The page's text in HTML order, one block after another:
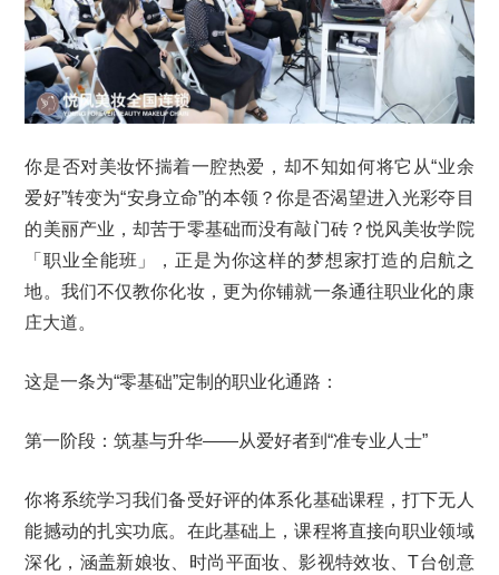
你是否对美妆怀揣着一腔热爱，却不知如何将它从“业余
爱好”转变为“安身立命”的本领？你是否渴望进入光彩夺目
的美丽产业，却苦于零基础而没有敲门砖？悦风美妆学院
「职业全能班」，正是为你这样的梦想家打造的启航之
地。我们不仅教你化妆，更为你铺就一条通往职业化的康
庄大道。
这是一条为“零基础”定制的职业化通路：
第一阶段：筑基与升华——从爱好者到“准专业人士”
你将系统学习我们备受好评的体系化基础课程，打下无人
能撼动的扎实功底。在此基础上，课程将直接向职业领域
深化，涵盖新娘妆、时尚平面妆、影视特效妆、T台创意